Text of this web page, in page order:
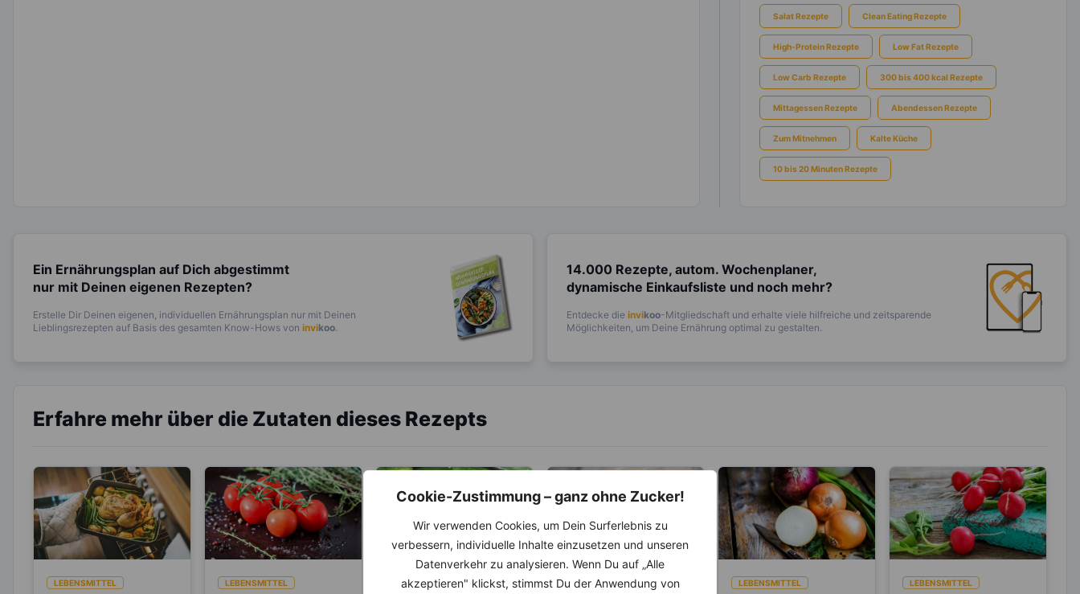
Cookie-Zustimmung – ganz ohne Zucker!
Wir verwenden Cookies, um Dein Surferlebnis zu
verbessern, individuelle Inhalte einzusetzen und unseren
Datenverkehr zu analysieren. Wenn Du auf „Alle
akzeptieren" klickst, stimmst Du der Anwendung von
Salat Rezepte Clean Eating Rezepte
High-Protein Rezepte Low Fat Rezepte
Low Carb Rezepte 300 bis 400 kcal Rezepte
Mittagessen Rezepte Abendessen Rezepte
Zum Mitnehmen Kalte Küche
10 bis 20 Minuten Rezepte
Ein Ernährungsplan auf Dich abgestimmt
nur mit Deinen eigenen Rezepten?
Erstelle Dir Deinen eigenen, individuellen Ernährungsplan nur mit Deinen
Lieblingsrezepten auf Basis des gesamten Know-Hows von invikoo.
14.000 Rezepte, autom. Wochenplaner,
dynamische Einkaufsliste und noch mehr?
Entdecke die invikoo-Mitgliedschaft und erhalte viele hilfreiche und zeitsparende
Möglichkeiten, um Deine Ernährung optimal zu gestalten.
Erfahre mehr über die Zutaten dieses Rezepts
LEBENSMITTEL LEBENSMITTEL LEBENSMITTEL LEBENSMITTEL LEBENSMITTEL LEBENSMITTEL